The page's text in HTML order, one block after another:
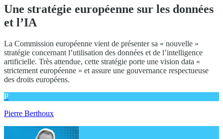
Une stratégie européenne sur les données
et l’IA
La Commission européenne vient de présenter sa « nouvelle »
stratégie concernant l’utilisation des données et de l’intelligence
artificielle. Très attendue, cette stratégie porte une vision data «
strictement européenne » et assure une gouvernance respectueuse
des droits européens.
P
Pierre Berthoux